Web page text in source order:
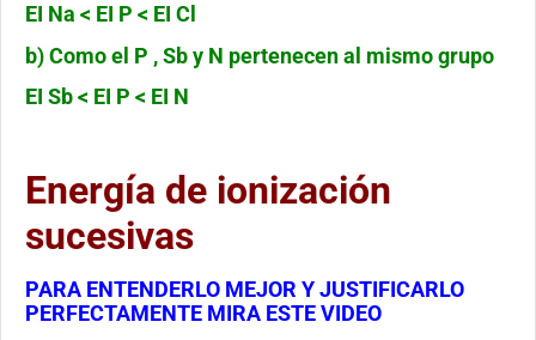
EI Na < EI P < EI Cl
b) Como el P , Sb y N pertenecen al mismo grupo
EI Sb < EI P < EI N
Energía de ionización
sucesivas
PARA ENTENDERLO MEJOR Y JUSTIFICARLO
PERFECTAMENTE MIRA ESTE VIDEO